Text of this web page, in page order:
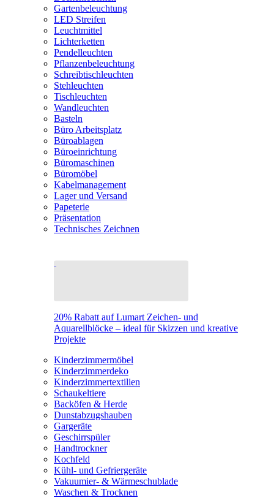
Gartenbeleuchtung
LED Streifen
Leuchtmittel
Lichterketten
Pendelleuchten
Pflanzenbeleuchtung
Schreibtischleuchten
Stehleuchten
Tischleuchten
Wandleuchten
Basteln
Büro Arbeitsplatz
Büroablagen
Büroeinrichtung
Büromaschinen
Büromöbel
Kabelmanagement
Lager und Versand
Papeterie
Präsentation
Technisches Zeichnen
20% Rabatt auf Lumart Zeichen- und
Aquarellblöcke – ideal für Skizzen und kreative
Projekte
Kinderzimmermöbel
Kinderzimmerdeko
Kinderzimmertextilien
Schaukeltiere
Backöfen & Herde
Dunstabzugshauben
Gargeräte
Geschirrspüler
Handtrockner
Kochfeld
Kühl- und Gefriergeräte
Vakuumier- & Wärmeschublade
Waschen & Trocknen